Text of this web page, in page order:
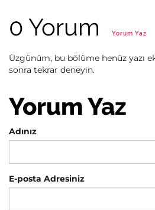
0 Yorum Yorum Yaz
Üzgünüm, bu bölüme henüz yazı
sonra tekrar deneyin.
Yorum Yaz
Adınız
E-posta Adresiniz